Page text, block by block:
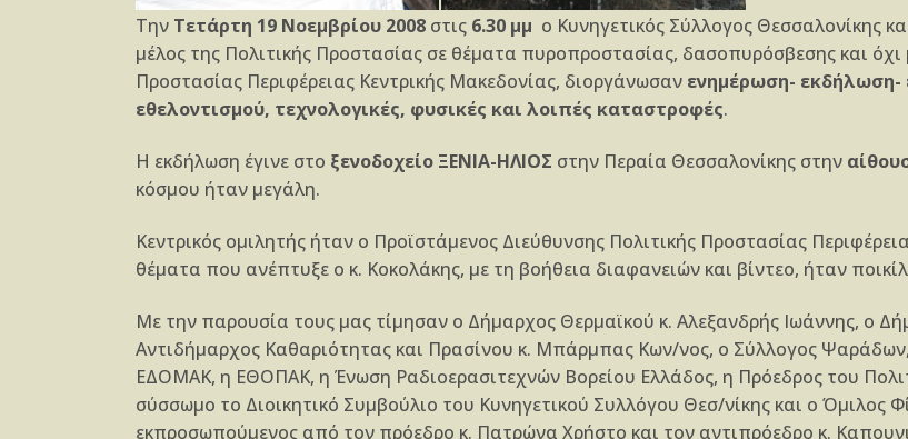
Την Τετάρτη 19 Νοεμβρίου 2008 στις 6.30 μμ ο Κυνηγετικός Σύλλογος Θεσσαλονίκης
μέλος της Πολιτικής Προστασίας σε θέματα πυροπροστασίας, δασοπυρόσβεσης και
Προστασίας Περιφέρειας Κεντρικής Μακεδονίας, διοργάνωσαν ενημέρωση-
εθελοντισμού, τεχνολογικές, φυσικές και λοιπές καταστροφές.
Η εκδήλωση έγινε στο ξενοδοχείο ΞΕΝΙΑ-ΗΛΙΟΣ στην Περαία Θεσσαλονίκης στην
κόσμου ήταν μεγάλη.
Κεντρικός ομιλητής ήταν ο Προϊστάμενος Διεύθυνσης Πολιτικής Προστασίας
θέματα που ανέπτυξε ο κ. Κοκολάκης, με τη βοήθεια διαφανειών και βίντεο, ήταν
Με την παρουσία τους μας τίμησαν ο Δήμαρχος Θερμαϊκού κ. Αλεξανδρής Ιωάννης, ο
Αντιδήμαρχος Καθαριότητας και Πρασίνου κ. Μπάρμπας Κων/νος, ο Σύλλογος
ΕΔΟΜΑΚ, η ΕΘΟΠΑΚ, η Ένωση Ραδιοερασιτεχνών Βορείου Ελλάδος, η Πρόεδρος του
σύσσωμο το Διοικητικό Συμβούλιο του Κυνηγετικού Συλλόγου Θεσ/νίκης και ο Όμιλος
εκπροσωπούμενος από τον πρόεδρο κ. Πατρώνα Χρήστο και τον αντιπρόεδρο κ.